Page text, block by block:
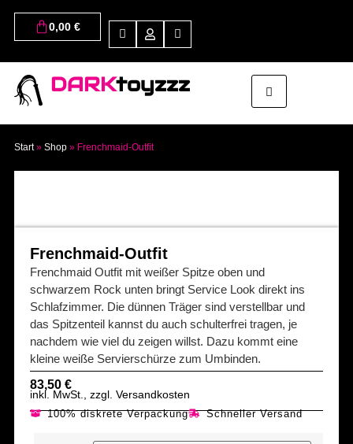
0,00 €
DARKtoyzzz
Start» Shop» Frenchmaid-Outfit
Frenchmaid-Outfit
Frenchmaid Outfit mit weißer Spitze oben und
schwarzem Rock unten bringt Service Look direkt ins
Schlafzimmer. Die dünnen Träger sind verstellbar und
das Spitzenteil kannst du auch schulterfrei tragen, je
nachdem wie viel du zeigen willst. Dazu kommt eine
kleine weiße Servierschürze zum Umbinden.
83,50 €
inkl. MwSt., zzgl. Versandkosten
100% diskrete Verpackung Schneller Versand